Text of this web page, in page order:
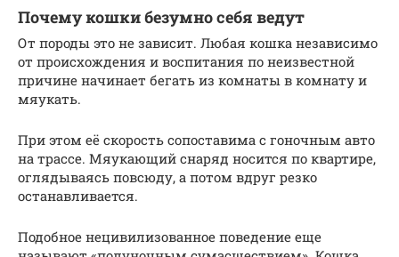
Почему кошки безумно себя ведут
От породы это не зависит. Любая кошка независимо
от происхождения и воспитания по неизвестной
причине начинает бегать из комнаты в комнату и
мяукать.
При этом её скорость сопоставима с гоночным авто
на трассе. Мяукающий снаряд носится по квартире,
оглядываясь повсюду, а потом вдруг резко
останавливается.
Подобное нецивилизованное поведение еще